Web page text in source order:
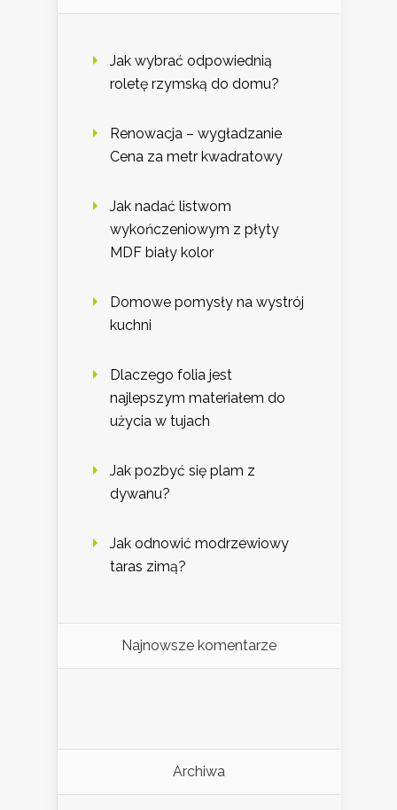
Jak wybrać odpowiednią
roletę rzymską do domu?
Renowacja – wygładzanie
Cena za metr kwadratowy
Jak nadać listwom
wykończeniowym z płyty
MDF biały kolor
Domowe pomysły na wystrój
kuchni
Dlaczego folia jest
najlepszym materiałem do
użycia w tujach
Jak pozbyć się plam z
dywanu?
Jak odnowić modrzewiowy
taras zimą?
Najnowsze komentarze
Archiwa